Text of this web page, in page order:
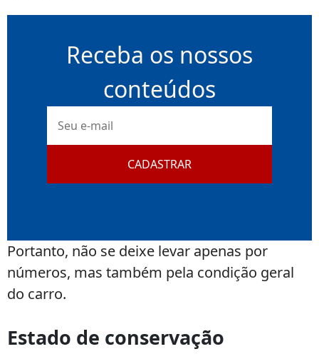
Receba os nossos
conteúdos
mail
CADASTRAR
Portanto, não se deixe levar apenas por
números, mas também pela condição geral
do carro.
Estado de conservação